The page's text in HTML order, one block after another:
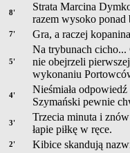
8'
Strata Marcina
razem wysoko ponad
7' Gra, a raczej
5'
Na trybunach
nie obejrzeli
wykonaniu
4'
Nieśmiała
Szymański pewnie
3'
Trzecia minuta i
łapie piłkę w ręce.
2' Kibice skandują